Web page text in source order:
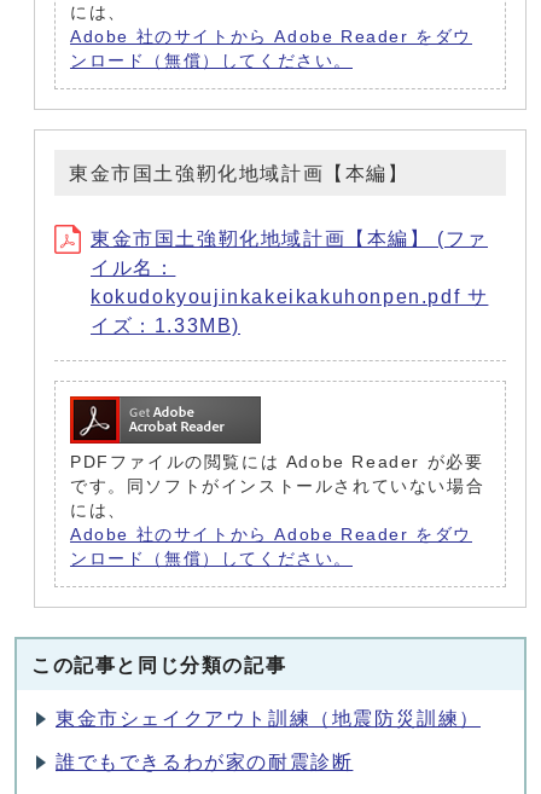
には、
Adobe 社のサイトから Adobe Reader をダウ
ンロード（無償）してください。
東金市国土強靭化地域計画【本編】
東金市国土強靭化地域計画【本編】 (ファ
イル名：
kokudokyoujinkakeikakuhonpen.pdf サ
イズ：1.33MB)
PDFファイルの閲覧には Adobe Reader が必要
です。同ソフトがインストールされていない場合
には、
Adobe 社のサイトから Adobe Reader をダウ
ンロード（無償）してください。
この記事と同じ分類の記事
東金市シェイクアウト訓練（地震防災訓練）
誰でもできるわが家の耐震診断